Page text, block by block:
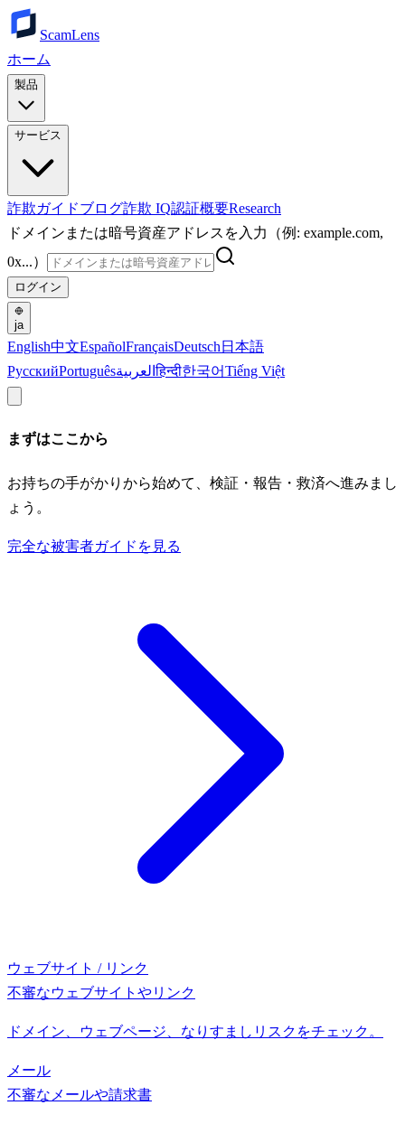
ScamLens
ホーム
製品
サービス
詐欺ガイドブログ詐欺 IQ認証概要Research
ドメインまたは暗号資産アドレスを入力（例: example.com,
0x...）
ログイン
ja
English中文EspañolFrançaisDeutsch 日本語
РусскийPortuguêsالعربيةहिन्दी한국어Tiếng Việt
まずはここから
お持ちの手がかりから始めて、検証・報告・救済へ進みまし
ょう。
完全な被害者ガイドを見る
ウェブサイト / リンク
不審なウェブサイトやリンク
ドメイン、ウェブページ、なりすましリスクをチェック。
メール
不審なメールや請求書